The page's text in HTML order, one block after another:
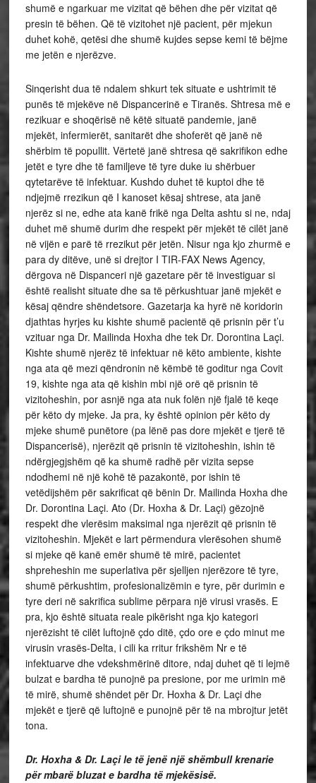
shumë e ngarkuar me vizitat që bëhen dhe për vizitat që
presin të bëhen. Që të vizitohet një pacient, për mjekun
duhet kohë, qetësi dhe shumë kujdes sepse kemi të bëjme
me jetën e njerëzve.
Sinqerisht dua të ndalem shkurt tek situate e ushtrimit të
punës të mjekëve në Dispancerinë e Tiranës. Shtresa më e
rezikuar e shoqërisë në këtë situatë pandemie, janë
mjekët, infermierët, sanitarët dhe shoferët që janë në
shërbim të popullit. Vërtetë janë shtresa që sakrifikon edhe
jetët e tyre dhe të familjeve të tyre duke iu shërbuer
qytetarëve të infektuar. Kushdo duhet të kuptoi dhe të
ndjejmë rrezikun që I kanoset kësaj shtrese, ata janë
njerëz si ne, edhe ata kanë frikë nga Delta ashtu si ne, ndaj
duhet më shumë durim dhe respekt për mjekët të cilët janë
në vijën e parë të rrezikut për jetën. Nisur nga kjo zhurmë e
para dy ditëve, unë si drejtor I TIR-FAX News Agency,
dërgova në Dispanceri një gazetare për të investiguar si
është realisht situate dhe sa të përkushtuar janë mjekët e
kësaj qëndre shëndetsore. Gazetarja ka hyrë në koridorin
djathtas hyrjes ku kishte shumë pacientë që prisnin për t’u
vzituar nga Dr. Mailinda Hoxha dhe tek Dr. Dorontina Laçi.
Kishte shumë njerëz të infektuar në këto ambiente, kishte
nga ata që mezi qëndronin në këmbë të goditur nga Covit
19, kishte nga ata që kishin mbi një orë që prisnin të
vizitoheshin, por asnjë nga ata nuk folën një fjalë të keqe
për këto dy mjeke. Ja pra, ky është opinion për këto dy
mjeke shumë punëtore (pa lënë pas dore mjekët e tjerë të
Dispancerisë), njerëzit që prisnin të vizitoheshin, ishin të
ndërgjegjshëm që ka shumë radhë për vizita sepse
ndodhemi në një kohë të pazakontë, por ishin të
vetëdijshëm për sakrificat që bënin Dr. Mailinda Hoxha dhe
Dr. Dorontina Laçi. Ato (Dr. Hoxha & Dr. Laçi) gëzojnë
respekt dhe vlerësim maksimal nga njerëzit që prisnin të
vizitoheshin. Mjekët e lart përmendura vlerësohen shumë
si mjeke që kanë emër shumë të mirë, pacientet
shpreheshin me superlativa për sjelljen njerëzore të tyre,
shumë përkushtim, profesionalizëmin e tyre, për durimin e
tyre deri në sakrifica sublime përpara një virusi vrasës. E
pra, kjo është situata reale pikërisht nga kjo kategori
njerëzisht të cilët luftojnë çdo ditë, çdo ore e çdo minut me
virusin vrasës-Delta, i cili ka rritur frikshëm Nr e të
infektuarve dhe vdekshmërinë ditore, ndaj duhet që ti lejmë
bulzat e bardha të punojnë pa presione, por me urimin më
të mirë, shumë shëndet për Dr. Hoxha & Dr. Laçi dhe
mjekët e tjerë që luftojnë e punojnë për të na mbrojtur jetët
tona.
Dr. Hoxha & Dr. Laçi le të jenë një shëmbull krenarie
për mbarë bluzat e bardha të mjekësisë.